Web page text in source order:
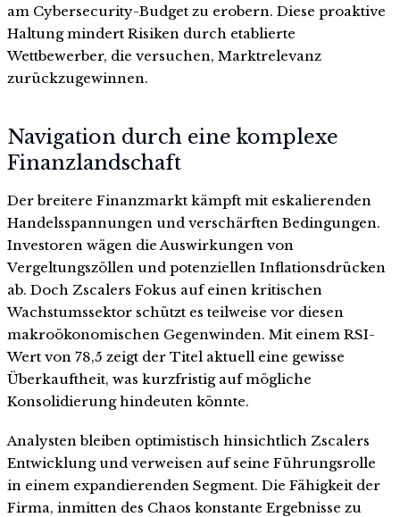
am Cybersecurity-Budget zu erobern. Diese proaktive
Haltung mindert Risiken durch etablierte
Wettbewerber, die versuchen, Marktrelevanz
zurückzugewinnen.
Navigation durch eine komplexe
Finanzlandschaft
Der breitere Finanzmarkt kämpft mit eskalierenden
Handelsspannungen und verschärften Bedingungen.
Investoren wägen die Auswirkungen von
Vergeltungszöllen und potenziellen Inflationsdrücken
ab. Doch Zscalers Fokus auf einen kritischen
Wachstumssektor schützt es teilweise vor diesen
makroökonomischen Gegenwinden. Mit einem RSI-
Wert von 78,5 zeigt der Titel aktuell eine gewisse
Überkauftheit, was kurzfristig auf mögliche
Konsolidierung hindeuten könnte.
Analysten bleiben optimistisch hinsichtlich Zscalers
Entwicklung und verweisen auf seine Führungsrolle
in einem expandierenden Segment. Die Fähigkeit der
Firma, inmitten des Chaos konstante Ergebnisse zu